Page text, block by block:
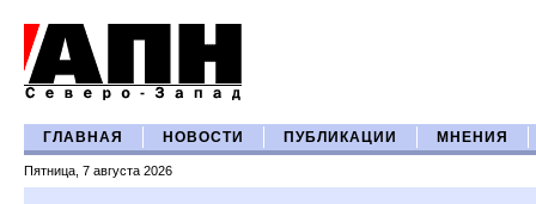
ГЛАВНАЯ НОВОСТИ ПУБЛИКАЦИИ МНЕНИЯ
Пятница, 7 августа 2026